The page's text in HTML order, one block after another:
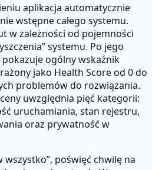
aplikacja automatycznie
wstępne całego systemu.
w zależności od pojemności
systemu. Po jego
ogólny wskaźnik
jako Health Score od 0 do
problemów do rozwiązania.
uwzględnia pięć kategorii:
uruchamiania, stan rejestru,
oraz prywatność w
wszystko”, poświęć chwilę na